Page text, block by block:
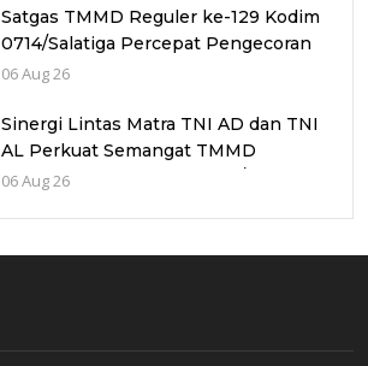
Satgas TMMD Reguler ke-129 Kodim
0714/Salatiga Percepat Pengecoran
Jalan di Desa Cukil
06 Aug 26
Sinergi Lintas Matra TNI AD dan TNI
AL Perkuat Semangat TMMD
Reguler Ke-129 Kodim 0714/Salatiga
06 Aug 26